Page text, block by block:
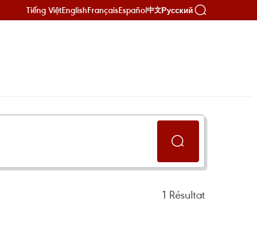
Tiếng ViệtEnglishFrançaisEspañol中文Русский
1 Résultat